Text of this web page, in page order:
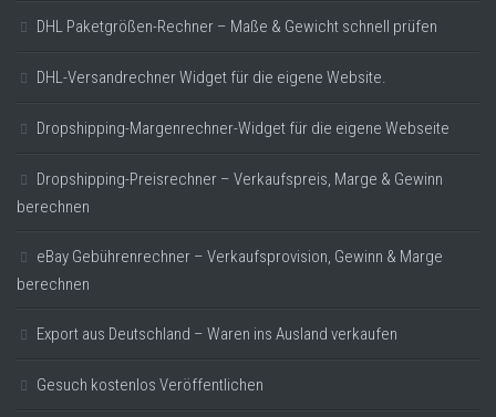
DHL Paketgrößen-Rechner – Maße & Gewicht schnell prüfen
DHL-Versandrechner Widget für die eigene Website.
Dropshipping-Margenrechner-Widget für die eigene Webseite
Dropshipping-Preisrechner – Verkaufspreis, Marge & Gewinn
berechnen
eBay Gebührenrechner – Verkaufsprovision, Gewinn & Marge
berechnen
Export aus Deutschland – Waren ins Ausland verkaufen
Gesuch kostenlos Veröffentlichen